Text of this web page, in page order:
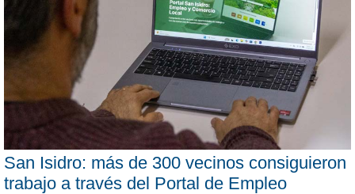
San Isidro: más de 300 vecinos consiguieron
trabajo a través del Portal de Empleo